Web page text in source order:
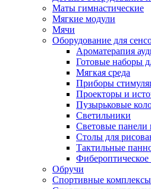
Маты гимнастические
Мягкие модули
Мячи
Оборудование для
Ароматерапия
Готовые наборы
Мягкая среда
Приборы
Проекторы и
Пузырьковые
Светильники
Световые панели
Столы для
Тактильные
Фибероптическое
Обручи
Спортивные